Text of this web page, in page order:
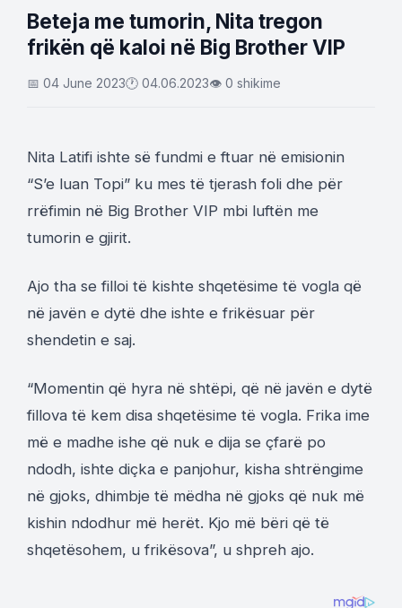
Beteja me tumorin, Nita tregon
frikën që kaloi në Big Brother VIP
📅 04 June 2023🕐 04.06.2023👁 0 shikime
Nita Latifi ishte së fundmi e ftuar në emisionin
“S’e luan Topi” ku mes të tjerash foli dhe për
rrëfimin në Big Brother VIP mbi luftën me
tumorin e gjirit.
Ajo tha se filloi të kishte shqetësime të vogla që
në javën e dytë dhe ishte e frikësuar për
shendetin e saj.
“Momentin që hyra në shtëpi, që në javën e dytë
fillova të kem disa shqetësime të vogla. Frika ime
më e madhe ishe që nuk e dija se çfarë po
ndodh, ishte diçka e panjohur, kisha shtrëngime
në gjoks, dhimbje të mëdha në gjoks që nuk më
kishin ndodhur më herët. Kjo më bëri që të
shqetësohem, u frikësova”, u shpreh ajo.